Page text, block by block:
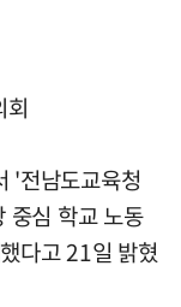
'전남도교육청
중심 학교 노동
다고 21일 밝혔